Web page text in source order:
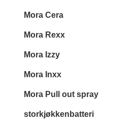
Mora Cera
Mora Rexx
Mora Izzy
Mora Inxx
Mora Pull out spray
storkjøkkenbatteri